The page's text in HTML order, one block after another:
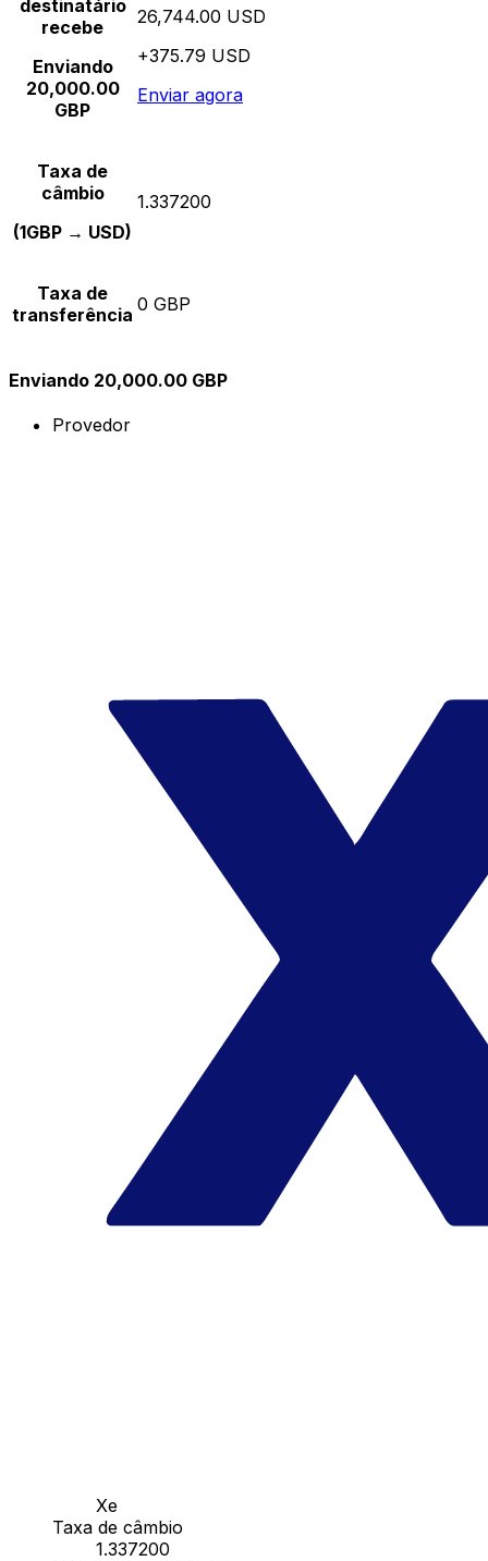
destinatário
recebe
Enviando
20,000.00
GBP
26,744.00 USD
+375.79 USD
Enviar agora
Taxa de
câmbio
(1GBP → USD)
1.337200
Taxa de
transferência 0 GBP
Enviando 20,000.00 GBP
Provedor
Xe
Taxa de câmbio
1.337200